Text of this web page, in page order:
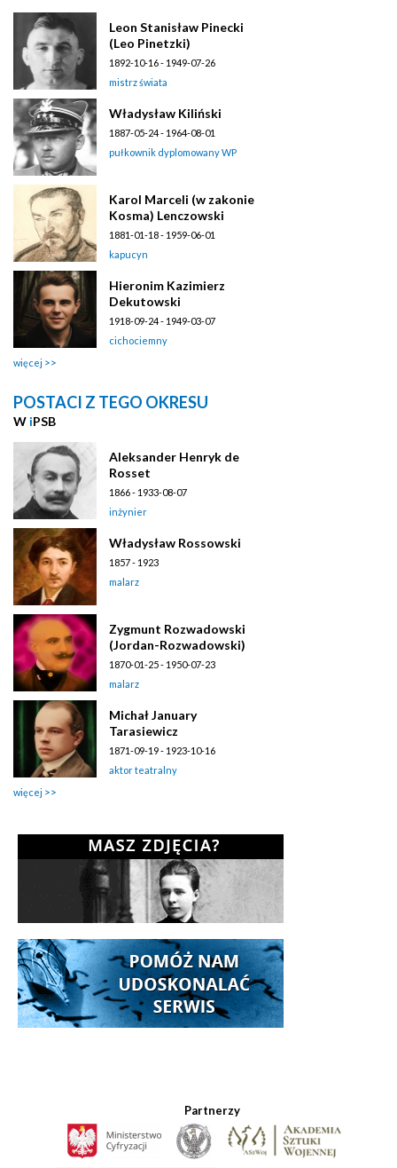
Leon Stanisław Pinecki
(Leo Pinetzki)
1892-10-16 - 1949-07-26
mistrz świata
Władysław Kiliński
1887-05-24 - 1964-08-01
pułkownik dyplomowany WP
Karol Marceli (w zakonie
Kosma) Lenczowski
1881-01-18 - 1959-06-01
kapucyn
Hieronim Kazimierz
Dekutowski
1918-09-24 - 1949-03-07
cichociemny
więcej
POSTACI Z TEGO OKRESU
W iPSB
Aleksander Henryk de
Rosset
1866 - 1933-08-07
inżynier
Władysław Rossowski
1857 - 1923
malarz
Zygmunt Rozwadowski
(Jordan-Rozwadowski)
1870-01-25 - 1950-07-23
malarz
Michał January
Tarasiewicz
1871-09-19 - 1923-10-16
aktor teatralny
więcej
Partnerzy